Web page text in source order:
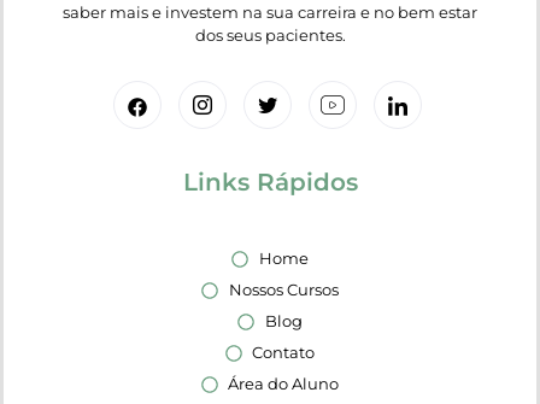
saber mais e investem na sua carreira e no bem estar
dos seus pacientes.
Links Rápidos
Home
Nossos Cursos
Blog
Contato
Área do Aluno